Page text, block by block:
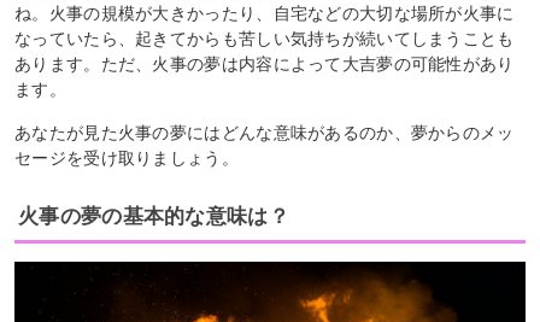
ね。火事の規模が大きかったり、自宅などの大切な場所が火事に
なっていたら、起きてからも苦しい気持ちが続いてしまうことも
あります。ただ、火事の夢は内容によって大吉夢の可能性があり
ます。
あなたが見た火事の夢にはどんな意味があるのか、夢からのメッ
セージを受け取りましょう。
火事の夢の基本的な意味は？